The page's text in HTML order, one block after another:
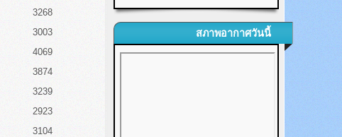
3268
3003
4069
3874
3239
2923
3104
สภาพอากาศวันนี้